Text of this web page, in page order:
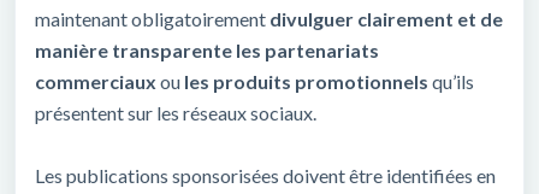
maintenant obligatoirement divulguer clairement et de
manière transparente les partenariats
commerciaux ou les produits promotionnels qu’ils
présentent sur les réseaux sociaux.
Les publications sponsorisées doivent être identifiées en